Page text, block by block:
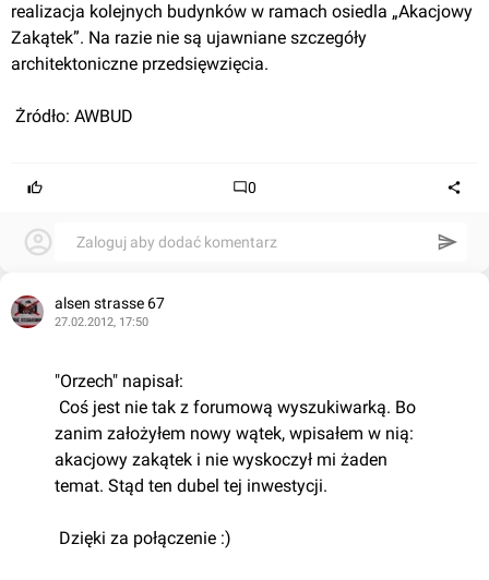
realizacja kolejnych budynków w ramach osiedla „Akacjowy
Zakątek”. Na razie nie są ujawniane szczegóły
architektoniczne przedsięwzięcia.
Żródło: AWBUD
0
Zaloguj aby dodać komentarz
alsen strasse 67
27.02.2012, 17:50
"Orzech" napisał:
zanim założyłem nowy wątek, wpisałem w nią:
akacjowy zakątek i nie wyskoczył mi żaden
temat. Stąd ten dubel tej inwestycji.
Dzięki za połączenie :)